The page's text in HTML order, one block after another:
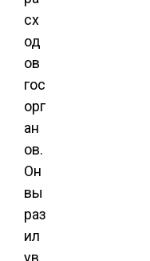
сх
од
ов
гос
орг
ан
ов.
Он
вы
раз
ил
ув